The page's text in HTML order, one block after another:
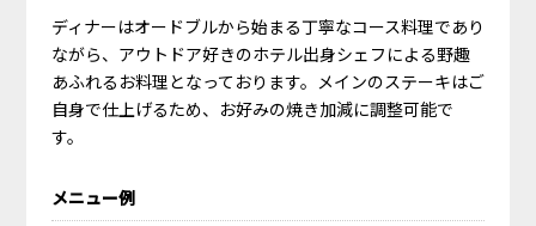
ディナーはオードブルから始まる丁寧なコース料理であり
ながら、アウトドア好きのホテル出身シェフによる野趣
あふれるお料理となっております。メインのステーキはご
自身で仕上げるため、お好みの焼き加減に調整可能で
す。
メニュー例